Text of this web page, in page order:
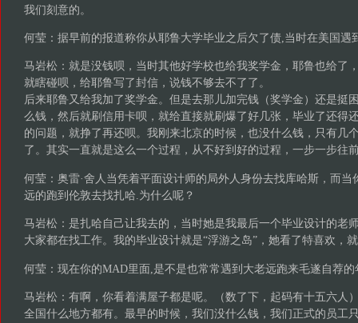
我们刻意的。
何莹：据早前的报道称你从耶鲁大学毕业之后欠了债,当时在美国遇
马岩松：就是没钱呗，当时其他好学校也给我奖学金，耶鲁也给了
就瞎碰呗，给耶鲁写了封信，说钱不够去不了了。
后来耶鲁又给我加了奖学金。但是去那儿加完钱（奖学金）还是挺
么钱，然后就刷信用卡呗，就给直接就刷爆了好几张，毕业了还得
的问题，就挣了再还呗。我刚来北京的时候，也没什么钱，只有几
了。其实一直就是这么一个过程，从不好到好的过程，一步一步往
何莹：奥雷·舍人当凭着平面设计师的局外人身份去找库哈斯，而当
远的跑到伦敦去找扎哈.为什么呢？
马岩松：是扎哈自己让我去的，当时她是我最后一个毕业设计的老
大家都在找工作。我的毕业设计就是“浮游之岛”，她看了特喜欢，
何莹：现在你的MAD里面,是不是也常常遇到大老远跑来毛遂自荐的
马岩松：有啊，你看着满屋子都是呢。（数了下，起码有十五六人
全国什么地方都有。最早的时候，我们没什么钱，我们正式的员工